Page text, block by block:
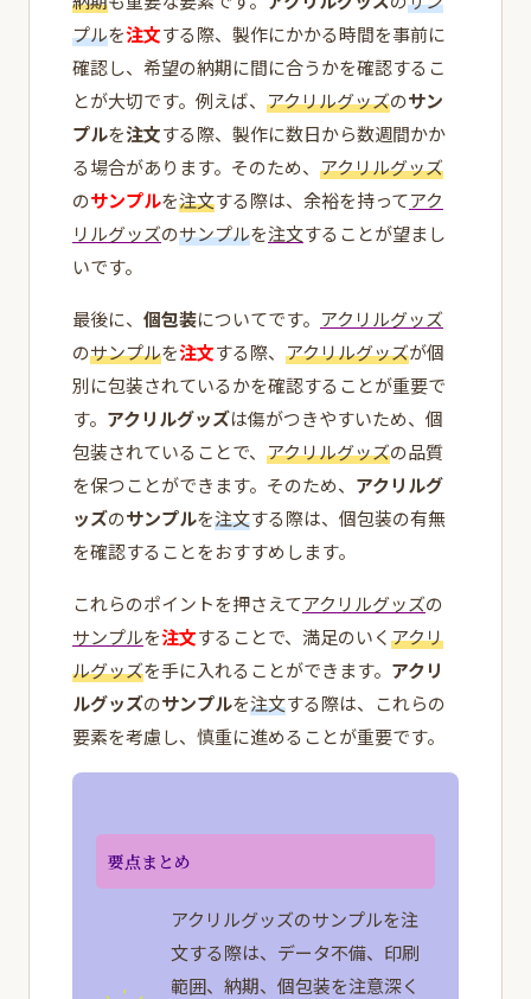
プルを注文する際、製作にかかる時間を事前に
確認し、希望の納期に間に合うかを確認するこ
とが大切です。例えば、 アクリルグッズのサン
プルを注文する際、製作に数日から数週間かか
る場合があります。そのため、 アクリルグッズ
のサンプルを注文する際は、余裕を持ってアク
リルグッズのサンプルを注文することが望まし
いです。
最後に、 個包装についてです。 アクリルグッズ
のサンプルを注文する際、 アクリルグッズが個
別に包装されているかを確認することが重要で
す。 アクリルグッズは傷がつきやすいため、個
包装されていることで、 アクリルグッズの品質
を保つことができます。そのため、 アクリルグ
ッズのサンプルを注文する際は、個包装の有無
を確認することをおすすめします。
これらのポイントを押さえてアクリルグッズの
サンプルを注文することで、満足のいくアクリ
ルグッズを手に入れることができます。 アクリ
ルグッズのサンプルを注文する際は、これらの
要素を考慮し、慎重に進めることが重要です。
要点まとめ
アクリルグッズのサンプルを注
文する際は、データ不備、印刷
範囲、納期、個包装を注意深く